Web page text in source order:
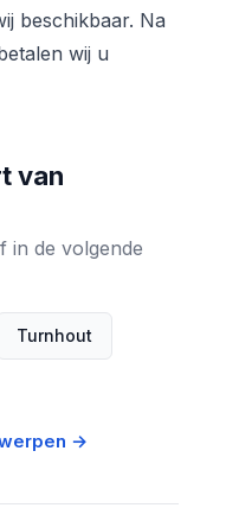
beschikbaar. Na
wij u
van
in de volgende
Turnhout
→